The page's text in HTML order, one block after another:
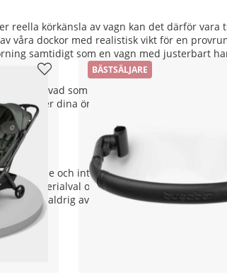
reella körkänsla av vagn kan det därför
dockor med realistisk vikt för en
samtidigt som en vagn med justerbart
kring vad som är viktigt för just dig. Läs
utefter dina önskemål.
och inte minst prisbilden. Under 20
materialval och bekvämlighetsfunktioner.
du gör aldrig avkall på säkerhet, oavsett
BÄSTSÄLJARE